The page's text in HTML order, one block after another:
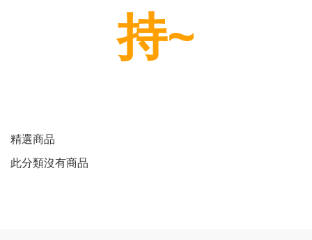
持~
精選商品
此分類沒有商品